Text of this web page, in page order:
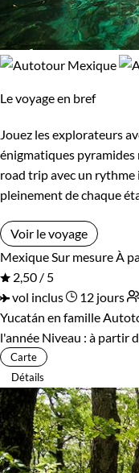
Le voyage en bref
Jouez les explorateurs
énigmatiques pyramides
road trip avec un
pleinement de chaque
Voir le voyage
Mexique Sur mesure À
2,50 / 5
vol inclus
12 jours
Yucatán en famille
l'année Niveau : à partir
Carte
Détails